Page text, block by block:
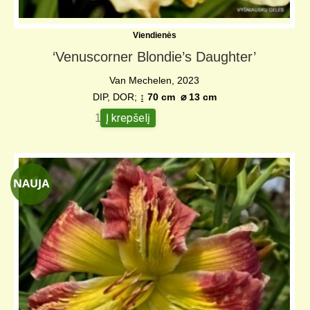
Viendienės
‘Venuscorner Blondie’s Daughter’
Van Mechelen, 2023
DIP, DOR; ↨ 70 cm ⌀13 cm
140,00€
Į krepšelį